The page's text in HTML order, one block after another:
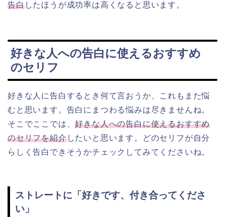
告白したほうが成功率は高くなると思います。
好きな人への告白に使えるおすすめ
のセリフ
好きな人に告白するとき何て言おうか、これもまた悩
むと思います。告白にまつわる悩みは尽きませんね。
そこでここでは、好きな人への告白に使えるおすすめ
のセリフを紹介したいと思います。どのセリフが自分
らしく告白できそうかチェックしてみてくださいね。
ストレートに「好きです、付き合ってくださ
い」